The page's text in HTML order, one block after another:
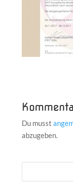
Du musst
abzugeben.